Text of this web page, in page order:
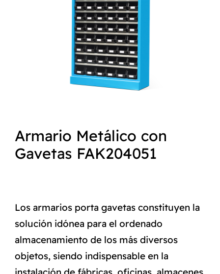
Armario Metálico con
Gavetas FAK204051
Los armarios porta gavetas constituyen la
solución idónea para el ordenado
almacenamiento de los más diversos
objetos, siendo indispensable en la